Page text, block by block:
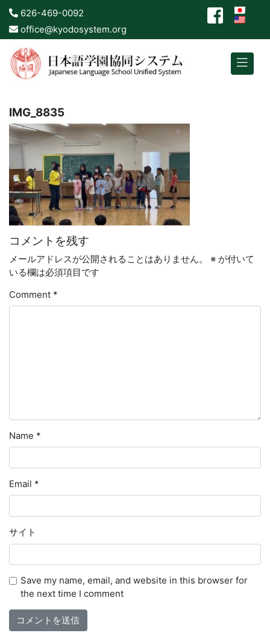
626-469-0092
office@kyodosystem.org
IMG_8835
コメントを残す
メールアドレスが公開されることはありません。 ※ が付いて
いる欄は必須項目です
Comment *
Name *
Email *
サイト
Save my name, email, and website in this browser for
the next time I comment